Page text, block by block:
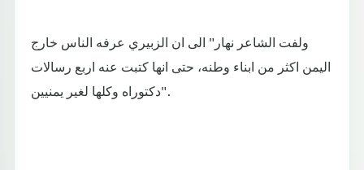
ولفت الشاعر نهار" الى ان الزبيري عرفه الناس خارج
اليمن اكثر من ابناء وطنه، حتى انها كتبت عنه اربع رسالات
دكتوراه وكلها لغير يمنيين".